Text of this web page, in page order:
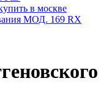
МОД. 169 RX